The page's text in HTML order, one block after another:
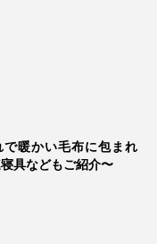
で暖かい毛布に包まれ
具などもご紹介〜